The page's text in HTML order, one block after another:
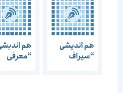
هم اندیشی
“سیراف
هم اندیشی
“معرفی